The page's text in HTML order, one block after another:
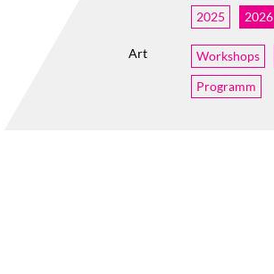
2025
2026
Art Workshops
Programm